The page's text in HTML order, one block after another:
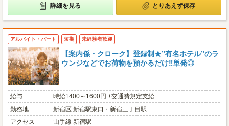
詳細を見る とりあえず保存
アルバイト・パート 短期 未経験者歓迎
【案内係・クローク】登録制★”有名ホテル”のラ
ウンジなどでお荷物を預かるだけ‼単発◎
給与
時給1400～1600円 +交通費規定支給
勤務地
新宿区 新宿駅東口・新宿三丁目駅
アクセス
山手線 新宿駅